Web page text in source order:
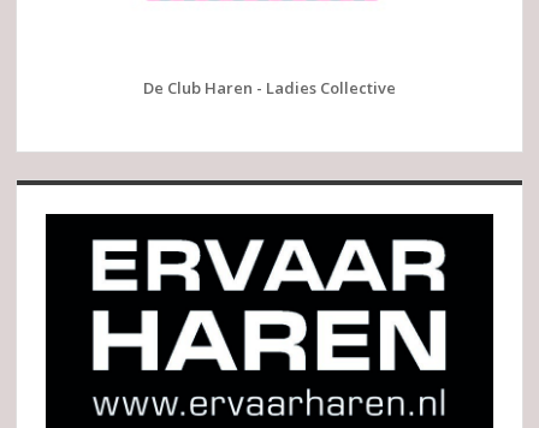
De Club Haren - Ladies Collective